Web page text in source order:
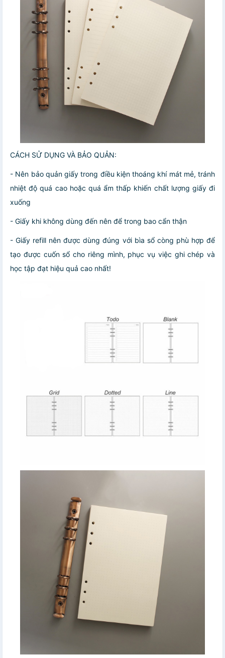
CÁCH SỬ DỤNG VÀ BẢO QUẢN:
- Nên bảo quản giấy trong điều kiện thoáng khí mát mẻ, tránh
nhiệt độ quá cao hoặc quá ẩm thấp khiến chất lượng giấy đi
xuống
- Giấy khi không dùng đến nên để trong bao cẩn thận
- Giấy refill nên được dùng đúng với bìa sổ còng phù hợp để
tạo được cuốn sổ cho riêng mình, phục vụ việc ghi chép và
học tập đạt hiệu quả cao nhất!